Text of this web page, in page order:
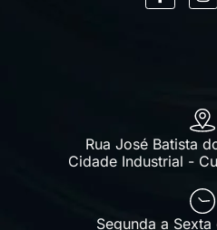
Rua José Batista
Cidade Industrial -
Segunda a